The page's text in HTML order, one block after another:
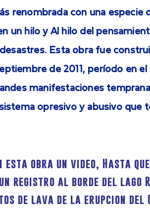
renombrada con una especie
un hilo y Al hilo del
Esta obra fue
de 2011, período en
manifestaciones
opresivo y abusivo que
obra un video, Hasta
registro al borde del lago
de lava de la erupcion del